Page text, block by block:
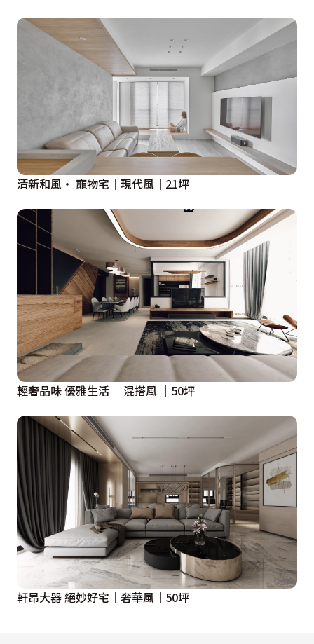
清新和風‧ 寵物宅｜現代風｜21坪
輕奢品味 優雅生活 ｜混搭風 ｜50坪
軒昂大器 絕妙好宅｜奢華風｜50坪